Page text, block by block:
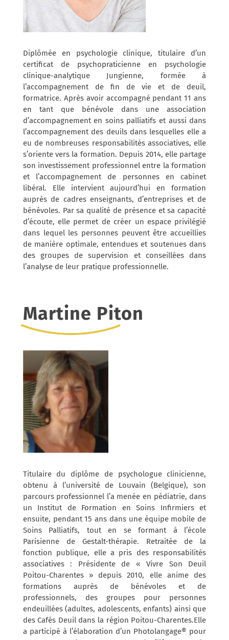
Diplômée en psychologie clinique, titulaire d’un
certificat de psychopraticienne en psychologie
clinique-analytique Jungienne, formée à
l’accompagnement de fin de vie et de deuil,
formatrice. Après avoir accompagné pendant 11 ans
en tant que bénévole dans une association
d’accompagnement en soins palliatifs et aussi dans
l’accompagnement des deuils dans lesquelles elle a
eu de nombreuses responsabilités associatives, elle
s’oriente vers la formation. Depuis 2014, elle partage
son investissement professionnel entre la formation
et l’accompagnement de personnes en cabinet
libéral. Elle intervient aujourd’hui en formation
auprès de cadres enseignants, d’entreprises et de
bénévoles. Par sa qualité de présence et sa capacité
d’écoute, elle permet de créer un espace privilégié
dans lequel les personnes peuvent être accueillies
de manière optimale, entendues et soutenues dans
des groupes de supervision et conseillées dans
l’analyse de leur pratique professionnelle.
Martine Piton
Titulaire du diplôme de psychologue clinicienne,
obtenu à l’université de Louvain (Belgique), son
parcours professionnel l’a menée en pédiatrie, dans
un Institut de Formation en Soins Infirmiers et
ensuite, pendant 15 ans dans une équipe mobile de
Soins Palliatifs, tout en se formant à l’école
Parisienne de Gestalt-thérapie. Retraitée de la
fonction publique, elle a pris des responsabilités
associatives : Présidente de « Vivre Son Deuil
Poitou-Charentes » depuis 2010, elle anime des
formations auprès de bénévoles et de
professionnels, des groupes pour personnes
endeuillées (adultes, adolescents, enfants) ainsi que
des Cafés Deuil dans la région Poitou-Charentes.Elle
a participé à l’élaboration d’un Photolangage® pour